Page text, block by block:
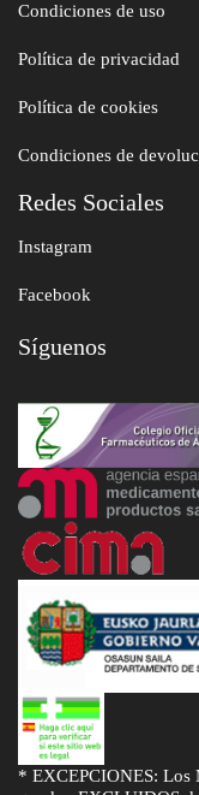
Condiciones de uso
Política de privacidad
Política de cookies
Condiciones de
Redes Sociales
Instagram
Facebook
Síguenos
* EXCEPCIONES: